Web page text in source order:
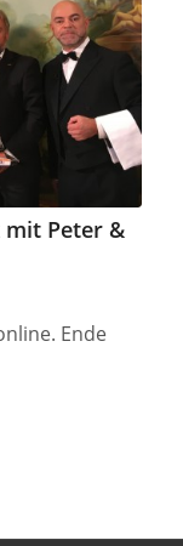
Peter &
Ende